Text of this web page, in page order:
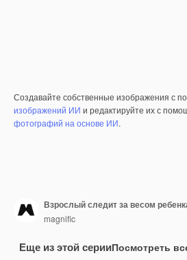
Создавайте собственные изображения с
изображений ИИ и редактируйте их с
фотографий на основе ИИ.
Взрослый следит за весом
magnific
Еще из этой серииПосмотреть